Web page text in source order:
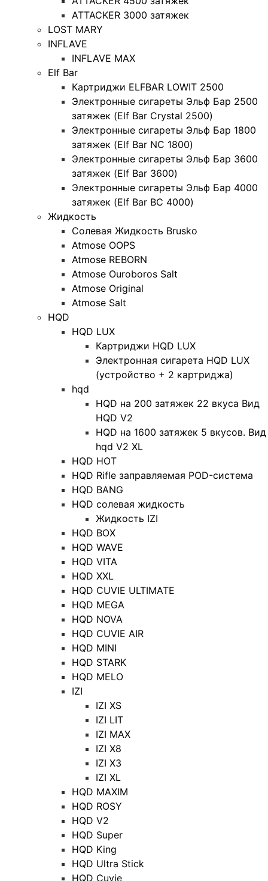
ATTACKER 3000 затяжек
LOST MARY
INFLAVE
INFLAVE MAX
Elf Bar
Картриджи ELFBAR LOWIT 2500
Электронные сигареты Эльф Бар 2500
затяжек (Elf Bar Crystal 2500)
Электронные сигареты Эльф Бар 1800
затяжек (Elf Bar NC 1800)
Электронные сигареты Эльф Бар 3600
затяжек (Elf Bar 3600)
Электронные сигареты Эльф Бар 4000
затяжек (Elf Bar BC 4000)
Жидкость
Солевая Жидкость Brusko
Atmose OOPS
Atmose REBORN
Atmose Ouroboros Salt
Atmose Original
Atmose Salt
HQD
HQD LUX
Картриджи HQD LUX
Электронная сигарета HQD LUX
(устройство + 2 картриджа)
hqd
HQD на 200 затяжек 22 вкуса Вид
HQD V2
HQD на 1600 затяжек 5 вкусов. Вид
hqd V2 XL
HQD HOT
HQD Rifle заправляемая POD-система
HQD BANG
HQD солевая жидкость
Жидкость IZI
HQD BOX
HQD WAVE
HQD VITA
HQD XXL
HQD CUVIE ULTIMATE
HQD MEGA
HQD NOVA
HQD CUVIE AIR
HQD MINI
HQD STARK
HQD MELO
IZI
IZI XS
IZI LIT
IZI MAX
IZI X8
IZI X3
IZI XL
HQD MAXIM
HQD ROSY
HQD V2
HQD Super
HQD King
HQD Ultra Stick
HQD Cuvie